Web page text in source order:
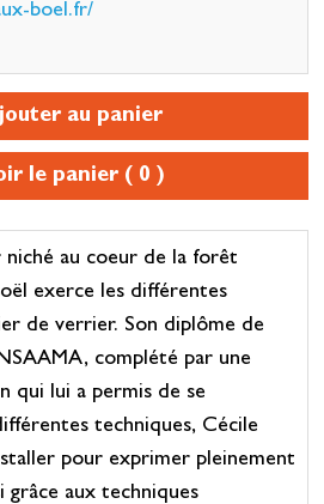
boel.fr/
au panier
le panier ( 0 )
niché au coeur de la forêt
exerce les différentes
de verrier. Son diplôme de
complété par une
qui lui a permis de se
techniques, Cécile
pour exprimer pleinement
grâce aux techniques